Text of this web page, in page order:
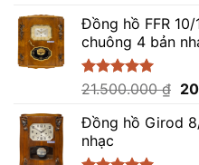
hạng
0
5
sao
là:
Đồng hồ FFR
chuông 4 bản
Được xếp
5 sao
21.500.000₫
là:
Đồng hồ Girod
nhạc